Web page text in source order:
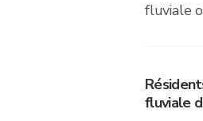
fluviale
fluviale